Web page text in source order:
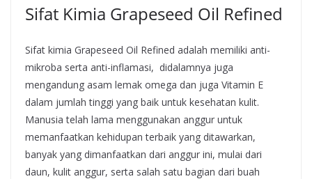
Sifat Kimia Grapeseed Oil Refined
Sifat kimia Grapeseed Oil Refined adalah memiliki anti-
mikroba serta anti-inflamasi, didalamnya juga
mengandung asam lemak omega dan juga Vitamin E
dalam jumlah tinggi yang baik untuk kesehatan kulit.
Manusia telah lama menggunakan anggur untuk
memanfaatkan kehidupan terbaik yang ditawarkan,
banyak yang dimanfaatkan dari anggur ini, mulai dari
daun, kulit anggur, serta salah satu bagian dari buah